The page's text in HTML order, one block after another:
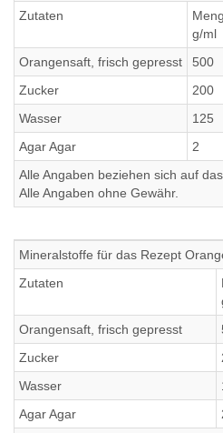
Zutaten
g/ml
Orangensaft, frisch gepresst
500
Zucker
200
Wasser
125
Agar Agar
2
Alle Angaben beziehen sich auf
Alle Angaben ohne Gewähr.
Mineralstoffe für das Rezept
Zutaten
Orangensaft, frisch gepresst
Zucker
Wasser
Agar Agar